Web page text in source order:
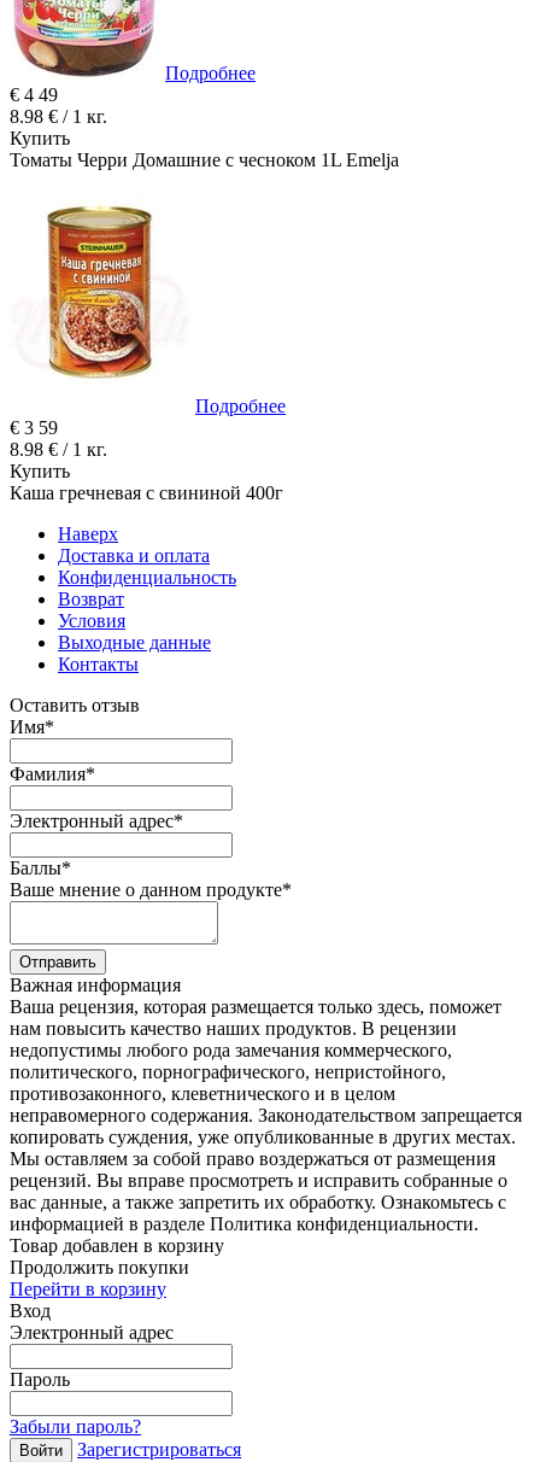
Подробнее
€ 4 49
8.98 € / 1 кг.
Купить
Томаты Черри Домашние с чесноком 1L Emelja
Подробнее
€ 3 59
8.98 € / 1 кг.
Купить
Каша гречневая с свининой 400г
Наверх
Доставка и оплата
Конфиденциальность
Возврат
Условия
Выходные данные
Контакты
Оставить отзыв
Имя*
Фамилия*
Электронный адрес*
Баллы*
Ваше мнение о данном продукте*
Отправить
Важная информация
Ваша рецензия, которая размещается только здесь, поможет
нам повысить качество наших продуктов. В рецензии
недопустимы любого рода замечания коммерческого,
политического, порнографического, непристойного,
противозаконного, клеветнического и в целом
неправомерного содержания. Законодательством запрещается
копировать суждения, уже опубликованные в других местах.
Мы оставляем за собой право воздержаться от размещения
рецензий. Вы вправе просмотреть и исправить собранные о
вас данные, а также запретить их обработку. Ознакомьтесь с
информацией в разделе Политика конфиденциальности.
Товар добавлен в корзину
Продолжить покупки
Перейти в корзину
Вход
Электронный адрес
Пароль
Забыли пароль?
Войти
Зарегистрироваться